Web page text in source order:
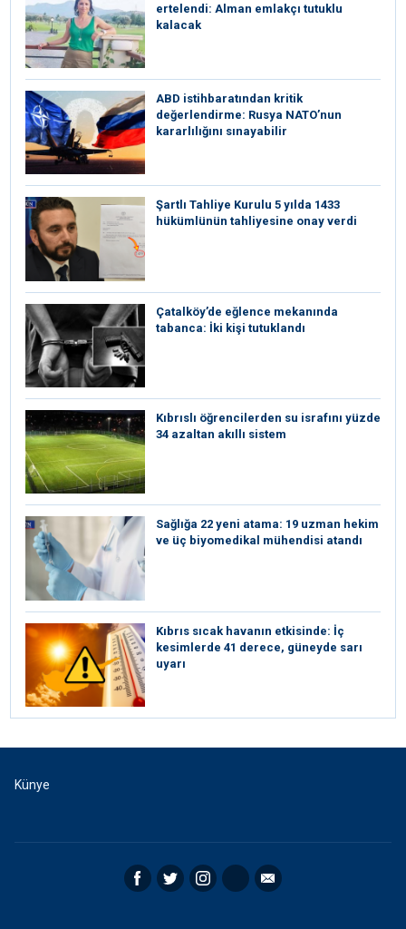
ertelendi: Alman emlakçı tutuklu
kalacak
ABD istihbaratından kritik
değerlendirme: Rusya NATO’nun
kararlılığını sınayabilir
Şartlı Tahliye Kurulu 5 yılda 1433
hükümlünün tahliyesine onay verdi
Çatalköy’de eğlence mekanında
tabanca: İki kişi tutuklandı
Kıbrıslı öğrencilerden su israfını yüzde
34 azaltan akıllı sistem
Sağlığa 22 yeni atama: 19 uzman hekim
ve üç biyomedikal mühendisi atandı
Kıbrıs sıcak havanın etkisinde: İç
kesimlerde 41 derece, güneyde sarı
uyarı
Künye
Facebook Twitter Instagram RSS